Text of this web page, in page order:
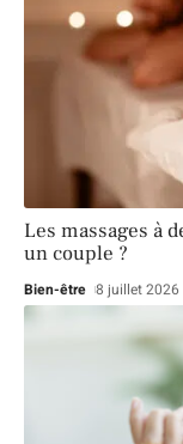
Les massages à
un couple ?
Bien-être 8 juillet 2026